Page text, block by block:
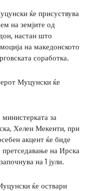
ќе присуствува
на земјите од
настан што
на македонското
соработка.
Муцунски ќе
за
Хелен Мекенти, при
акцент ќе биде
претседавање на Ирска
на 1 јули.
ќе оствари